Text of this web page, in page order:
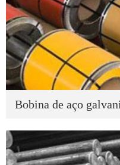
Bobina de aço